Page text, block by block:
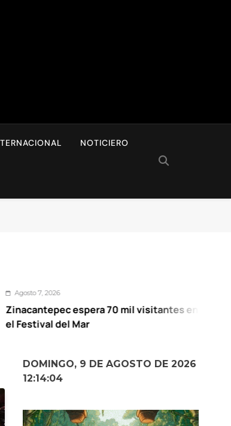
NOTICIERO
70 mil visitantes en
DOMINGO, 9 DE AGOSTO DE 2026
12:14:05